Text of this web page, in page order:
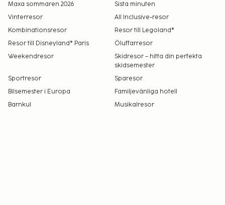
Maxa sommaren 2026
Sista minuten
Vinterresor
All Inclusive-resor
Kombinationsresor
Resor till Legoland®
Resor till Disneyland® Paris
Öluffarresor
Weekendresor
Skidresor – hitta din perfekta
skidsemester
Sportresor
Sparesor
Bilsemester i Europa
Familjevänliga hotell
Barnkul
Musikalresor